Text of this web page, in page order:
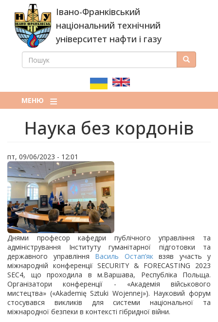
основного
вмісту
Івано-Франківський
національний технічний
університет нафти і газу
ПОШУКОВА
ПОШУК Пошук
МЕНЮ
Наука без кордонів
пт, 09/06/2023 - 12:01
Днями професор кафедри публічного управління та
адміністрування Інституту гуманітарної підготовки та
державного управління Василь Остап’як взяв участь у
міжнародній конференції SECURITY & FORECASTING 2023
SEC4, що проходила в м.Варшава, Республіка Польща.
Організатори конференції - «Академія військового
мистецтва» («Akademię Sztuki Wojennej»). Науковий форум
стосувався викликів для системи національної та
міжнародної безпеки в контексті гібридної війни.